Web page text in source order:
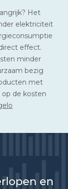
Het
elektriciteit
effect.
minder
bezig
met
op de kosten
en